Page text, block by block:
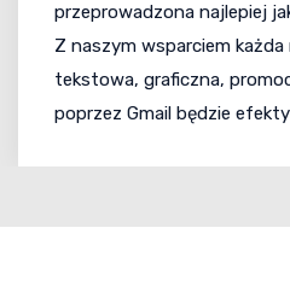
przeprowadzona najlepiej
Z naszym wsparciem każda
tekstowa, graficzna,
poprzez Gmail będzie